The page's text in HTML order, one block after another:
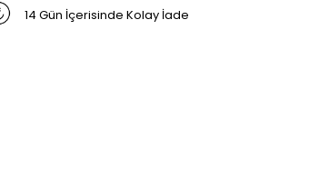
14 Gün İçerisinde Kolay İade